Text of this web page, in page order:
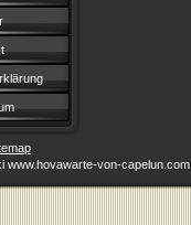
www.hovawarte-von-capelun.com